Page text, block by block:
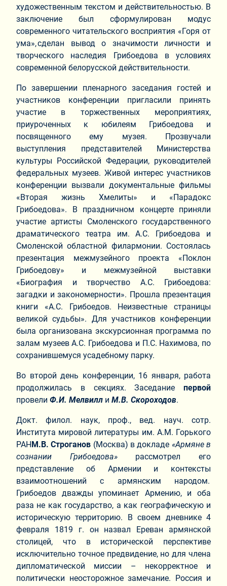
художественным текстом и действительностью. В
заключение был сформулирован модус
современного читательского восприятия «Горя от
ума», сделан вывод о значимости личности и
творческого наследия Грибоедова в условиях
современной белорусской действительности.
По завершении пленарного заседания гостей и
участников конференции пригласили принять
участие в торжественных мероприятиях,
приуроченных к юбилеям Грибоедова и
посвященного ему музея. Прозвучали
выступления представителей Министерства
культуры Российской Федерации, руководителей
федеральных музеев. Живой интерес участников
конференции вызвали документальные фильмы
«Вторая жизнь Хмелиты» и «Парадокс
Грибоедова». В праздничном концерте приняли
участие артисты Смоленского государственного
драматического театра им. А.С. Грибоедова и
Смоленской областной филармонии. Состоялась
презентация межмузейного проекта «Поклон
Грибоедову» и межмузейной выставки
«Биография и творчество А.С. Грибоедова:
загадки и закономерности». Прошла презентация
книги «А.С. Грибоедов. Неизвестные страницы
великой судьбы». Для участников конференции
была организована экскурсионная программа по
залам музеев А.С. Грибоедова и П.С. Нахимова, по
сохранившемуся усадебному парку.
Во второй день конференции, 16 января, работа
продолжилась в секциях. Заседание первой
провели Ф.И. Мелвилл и М.В. Скороходов.
Докт. филол. наук, проф., вед. науч. сотр.
Института мировой литературы им. А.М. Горького
РАНМ.В. Строганов (Москва) в докладе «Армяне в
сознании Грибоедова»рассмотрел его
представление об Армении и контексты
взаимоотношений с армянским народом.
Грибоедов дважды упоминает Армению, и оба
раза не как государство, а как географическую и
историческую территорию. В своем дневнике 4
февраля 1819 г. он назвал Ереван армянской
столицей, что в исторической перспективе
исключительно точное предвидение, но для члена
дипломатической миссии – некорректное и
политически неосторожное замечание. Россия и